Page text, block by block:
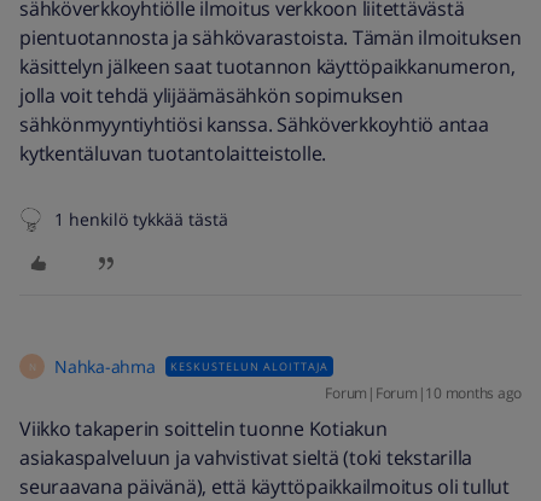
sähköverkkoyhtiölle ilmoitus verkkoon liitettävästä
pientuotannosta ja sähkövarastoista. Tämän ilmoituksen
käsittelyn jälkeen saat tuotannon käyttöpaikkanumeron,
jolla voit tehdä ylijäämäsähkön sopimuksen
sähkönmyyntiyhtiösi kanssa. Sähköverkkoyhtiö antaa
kytkentäluvan tuotantolaitteistolle.
1 henkilö tykkää tästä
N Nahka-ahma KESKUSTELUN ALOITTAJA
Forum|Forum|10 months ago
Viikko takaperin soittelin tuonne Kotiakun
asiakaspalveluun ja vahvistivat sieltä (toki tekstarilla
seuraavana päivänä), että käyttöpaikkailmoitus oli tullut